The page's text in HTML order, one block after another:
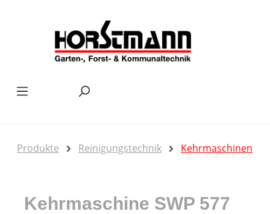
Produkte Reinigungstechnik Kehrmaschinen
Kehrmaschine SWP 577